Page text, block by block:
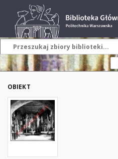
OBIEKT